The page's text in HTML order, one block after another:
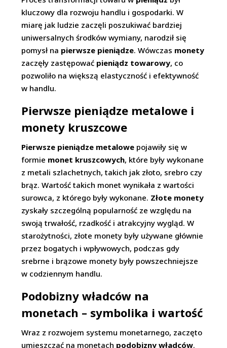
kluczowy dla rozwoju handlu i gospodarki. W
miarę jak ludzie zaczęli poszukiwać bardziej
uniwersalnych środków wymiany, narodził się
pomysł na pierwsze pieniądze. Wówczas monety
zaczęły zastępować pieniądz towarowy, co
pozwoliło na większą elastyczność i efektywność
w handlu.
Pierwsze pieniądze metalowe i
monety kruszcowe
Pierwsze pieniądze metalowe pojawiły się w
formie monet kruszcowych, które były wykonane
z metali szlachetnych, takich jak złoto, srebro czy
brąz. Wartość takich monet wynikała z wartości
surowca, z którego były wykonane. Złote monety
zyskały szczególną popularność ze względu na
swoją trwałość, rzadkość i atrakcyjny wygląd. W
starożytności, złote monety były używane głównie
przez bogatych i wpływowych, podczas gdy
srebrne i brązowe monety były powszechniejsze
w codziennym handlu.
Podobizny władców na
monetach – symbolika i wartość
Wraz z rozwojem systemu monetarnego, zaczęto
umieszczać na monetach podobizny władców.